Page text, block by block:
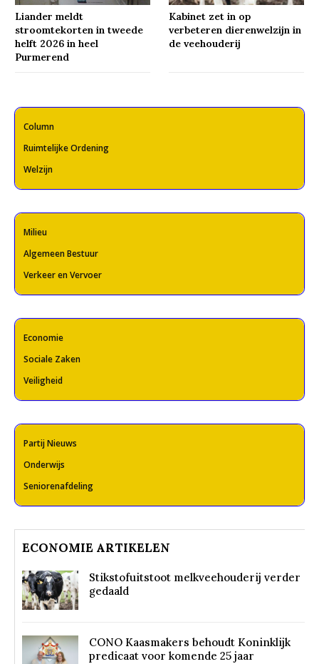
Liander meldt
stroomtekorten in tweede
helft 2026 in heel
Purmerend
Kabinet zet in op
verbeteren dierenwelzijn in
de veehouderij
Column
Ruimtelijke Ordening
Welzijn
Milieu
Algemeen Bestuur
Verkeer en Vervoer
Economie
Sociale Zaken
Veiligheid
Partij Nieuws
Onderwijs
Seniorenafdeling
ECONOMIE ARTIKELEN
Stikstofuitstoot melkveehouderij verder
gedaald
CONO Kaasmakers behoudt Koninklijk
predicaat voor komende 25 jaar